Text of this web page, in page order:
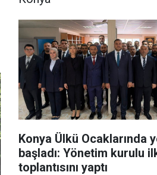
Konya Ülkü Ocaklarında
başladı: Yönetim kurulu
toplantısını yaptı